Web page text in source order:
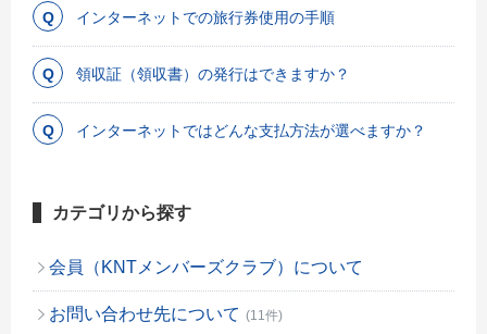
インターネットでの旅行券使用の手順
領収証（領収書）の発行はできますか？
インターネットではどんな支払方法が選べますか？
カテゴリから探す
会員（KNTメンバーズクラブ）について
お問い合わせ先について (11件)